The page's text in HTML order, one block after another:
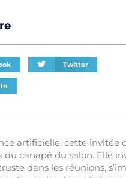
Twitter
artificielle, cette invitée
du canapé du salon. Elle
dans les réunions,